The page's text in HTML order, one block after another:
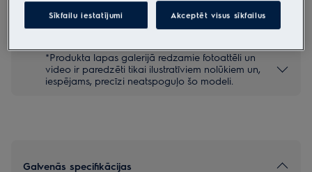
Drošības instrukcijas un drošības brīdinājumi saskaņā ar ES
regulu 2023/988 ir uzskaitīti lietotāja rokasgrāmatas I un II
nodaļā. Lai nodrošinātu drošu produkta lietošanu, lūdzu,
izlasiet visu lietotāja rokasgrāmatu.
*Produkta lapas galerijā redzamie fotoattēli un
video ir paredzēti tikai ilustratīviem nolūkiem un,
iespējams, precīzi neatspoguļo šo modeli.
Galvenās specifikācijas
Sīkfailu iestatījumi Akceptēt visus sīkfailus